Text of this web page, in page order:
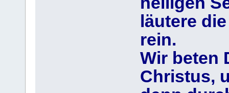
läutere
rein.
Wir beten
Christus,